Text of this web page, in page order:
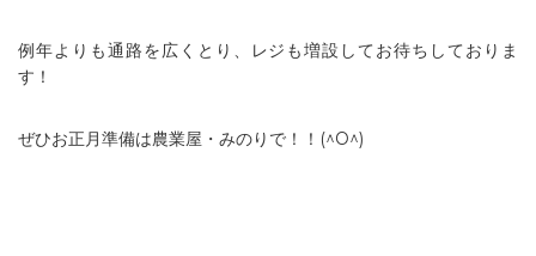
例年よりも通路を広くとり、レジも増設してお待ちしておりま
す！
ぜひお正月準備は農業屋・みのりで！！(^O^)